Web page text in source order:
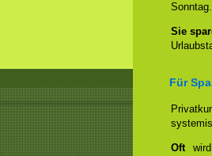
Sonntag.
Sie
Für
Oftwird